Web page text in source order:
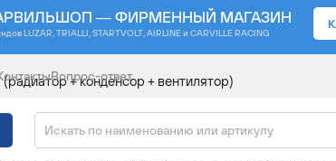
— ФИРМЕННЫЙ МАГАЗИН
LUZAR, TRIALLI, STARTVOLT, AIRLINE и CARVILLE RACING
Вопрос-ответ
+ конденсор + вентилятор)
А/М